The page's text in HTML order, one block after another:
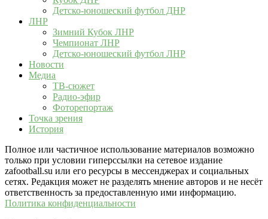
Детско-юношеский футбол ДНР
ЛНР
Зимний Кубок ЛНР
Чемпионат ЛНР
Детско-юношеский футбол ЛНР
Новости
Медиа
ТВ-сюжет
Радио-эфир
Фоторепортаж
Точка зрения
История
Полное или частичное использование материалов возможно
только при условии гиперссылки на сетевое издание
zafootball.su или его ресурсы в мессенджерах и социальных
сетях. Редакция может не разделять мнение авторов и не несёт
ответственность за предоставленную ими информацию.
Политика конфиденциальности